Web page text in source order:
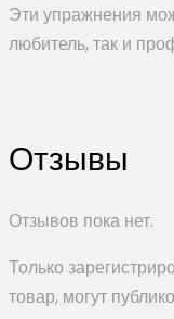
Эти упражнения
любитель, так и
Отзывы
Отзывов пока нет.
Только
товар, могут